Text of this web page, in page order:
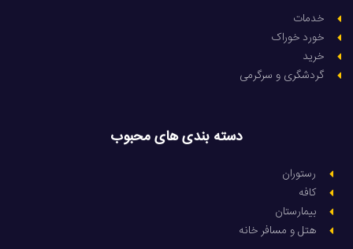
خدمات
خورد خوراک
خرید
گردشگری و سرگرمی
دسته بندی های محبوب
رستوران
کافه
بیمارستان
هتل و مسافر خانه